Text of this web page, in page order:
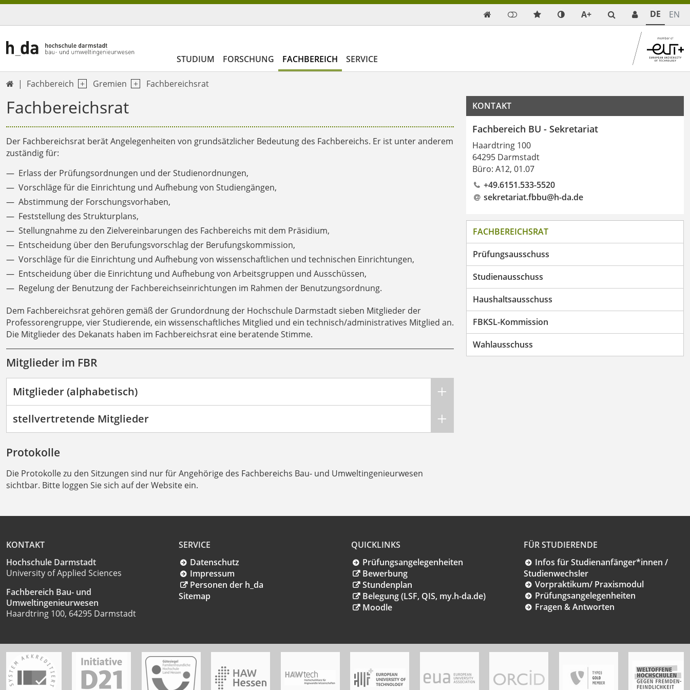
 A+ DE EN
STUDIUM FORSCHUNG FACHBEREICH SERVICE
 Fachbereich Gremien Fachbereichsrat
Fachbereichsrat
Der Fachbereichsrat berät Angelegenheiten von grundsätzlicher Bedeutung des Fachbereichs. Er ist unter anderem
zuständig für:
Erlass der Prüfungsordnungen und der Studienordnungen,
Vorschläge für die Einrichtung und Aufhebung von Studiengängen,
Abstimmung der Forschungsvorhaben,
Feststellung des Strukturplans,
Stellungnahme zu den Zielvereinbarungen des Fachbereichs mit dem Präsidium,
Entscheidung über den Berufungsvorschlag der Berufungskommission,
Vorschläge für die Einrichtung und Aufhebung von wissenschaftlichen und technischen Einrichtungen,
Entscheidung über die Einrichtung und Aufhebung von Arbeitsgruppen und Ausschüssen,
Regelung der Benutzung der Fachbereichseinrichtungen im Rahmen der Benutzungsordnung.
Dem Fachbereichsrat gehören gemäß der Grundordnung der Hochschule Darmstadt sieben Mitglieder der
Professorengruppe, vier Studierende, ein wissenschaftliches Mitglied und ein technisch/administratives Mitglied an.
Die Mitglieder des Dekanats haben im Fachbereichsrat eine beratende Stimme.
Mitglieder im FBR
Mitglieder (alphabetisch)
stellvertretende Mitglieder
Protokolle
Die Protokolle zu den Sitzungen sind nur für Angehörige des Fachbereichs Bau- und Umweltingenieurwesen
sichtbar. Bitte loggen Sie sich auf der Website ein.
KONTAKT
Fachbereich BU - Sekretariat
Haardtring 100
64295 Darmstadt
Büro: A12, 01.07
+49.6151.533-5520
sekretariat.fbbu@h-da.de
FACHBEREICHSRAT
Prüfungsausschuss
Studienausschuss
Haushaltsausschuss
FBKSL-Kommission
Wahlausschuss
KONTAKT
Hochschule Darmstadt
University of Applied Sciences
Fachbereich Bau- und
Umweltingenieurwesen
Haardtring 100, 64295 Darmstadt
SERVICE
Datenschutz
Impressum
Personen der h_da
Sitemap
QUICKLINKS
Prüfungsangelegenheiten
Bewerbung
Stundenplan
Belegung (LSF, QIS, my.h-da.de)
Moodle
FÜR STUDIERENDE
Infos für Studienanfänger*innen /
Studienwechsler
Vorpraktikum/ Praxismodul
Prüfungsangelegenheiten
Fragen & Antworten